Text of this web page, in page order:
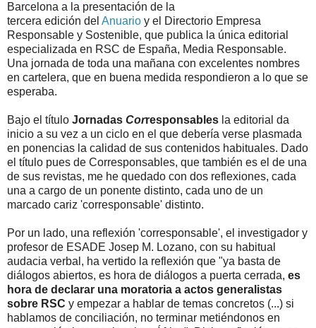
Barcelona a la presentación de la
tercera edición del Anuario y el Directorio Empresa
Responsable y Sostenible, que publica la única editorial
especializada en RSC de España, Media Responsable.
Una jornada de toda una mañana con excelentes nombres
en cartelera, que en buena medida respondieron a lo que se
esperaba.
Bajo el título Jornadas Corresponsables la editorial da
inicio a su vez a un ciclo en el que debería verse plasmada
en ponencias la calidad de sus contenidos habituales. Dado
el título pues de Corresponsables, que también es el de una
de sus revistas, me he quedado con dos reflexiones, cada
una a cargo de un ponente distinto, cada uno de un
marcado cariz 'corresponsable' distinto.
Por un lado, una reflexión 'corresponsable', el investigador y
profesor de ESADE Josep M. Lozano, con su habitual
audacia verbal, ha vertido la reflexión que "ya basta de
diálogos abiertos, es hora de diálogos a puerta cerrada, es
hora de declarar una moratoria a actos generalistas
sobre RSC y empezar a hablar de temas concretos (...) si
hablamos de conciliación, no terminar metiéndonos en